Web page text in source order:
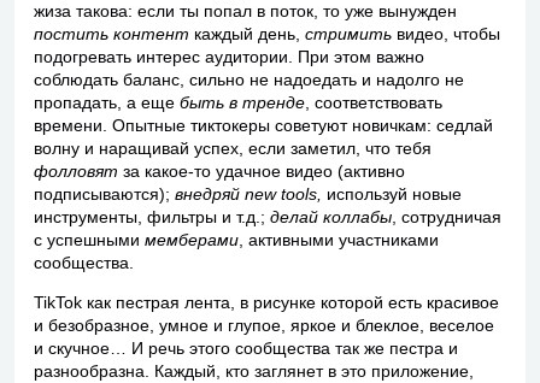
жиза такова: если ты попал в поток, то уже вынужден
постить контент каждый день, стримить видео, чтобы
подогревать интерес аудитории. При этом важно
соблюдать баланс, сильно не надоедать и надолго не
пропадать, а еще быть в тренде , соответствовать
времени. Опытные тиктокеры советуют новичкам: седлай
волну и наращивай успех, если заметил, что тебя
фолловят за какое-то удачное видео (активно
подписываются); внедряй new tools используй новые
инструменты, фильтры и т.д.; делай коллабы , сотрудничая
с успешными мемберами , активными участниками
сообщества.
TikTok как пестрая лента, в рисунке которой есть красивое
и безобразное, умное и глупое, яркое и блеклое, веселое
и скучное… И речь этого сообщества так же пестра и
разнообразна. Каждый, кто заглянет в это приложение,